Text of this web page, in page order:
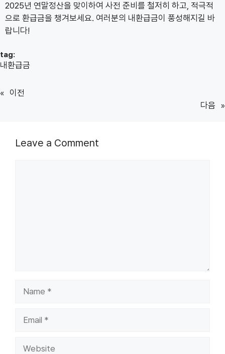
2025년 연말정산을 맞이하여 사전 준비를 철저히 하고, 적극적
으로 환급금을 챙겨보세요. 여러분의 내환급금이 풍성해지길 바
랍니다!
tag:
내환급금
« 이전
다음 »
Leave a Comment